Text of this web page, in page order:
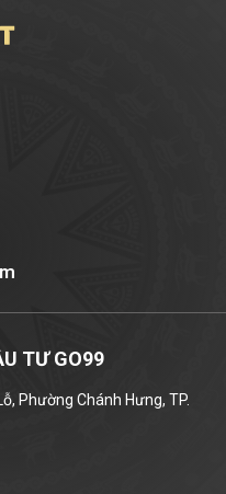
giờ,... được
văn phòng
làm trụ sở
TƯ GO99
Phường Chánh Hưng, TP.